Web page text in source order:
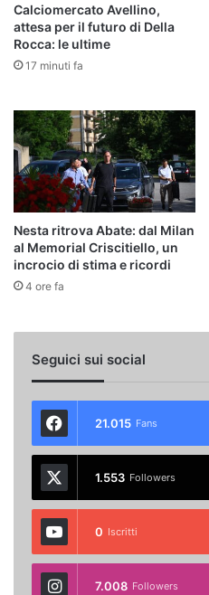
Calciomercato Avellino,
attesa per il futuro di Della
Rocca: le ultime
17 minuti fa
Nesta ritrova Abate: dal Milan
al Memorial Criscitiello, un
incrocio di stima e ricordi
4 ore fa
Seguici sui social
21.015 Fans
1.553 Followers
0 Iscritti
7.008 Followers